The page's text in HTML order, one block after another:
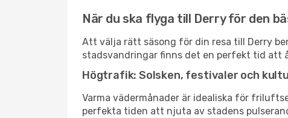
När du ska flyga till Derry för den
Att välja rätt säsong för din resa till Derry
stadsvandringar finns det en perfekt tid att
Högtrafik: Solsken, festivaler och
Varma vädermånader är idealiska för
perfekta tiden att njuta av stadens